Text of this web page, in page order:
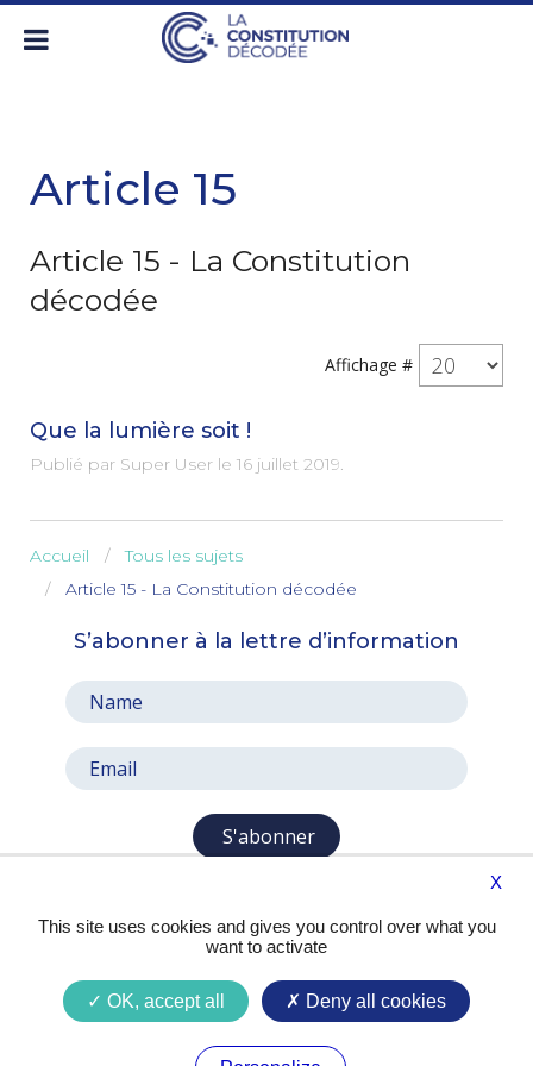
Article 15
Article 15 - La Constitution
décodée
Affichage #
Que la lumière soit !
Publié par Super User le 16 juillet 2019.
Accueil
Tous les sujets
Article 15 - La Constitution décodée
S’abonner à la lettre d’information
S'abonner
Contact Mentions légales
X
This site uses cookies and gives you control over what you
want to activate
OK, accept all Deny all cookies